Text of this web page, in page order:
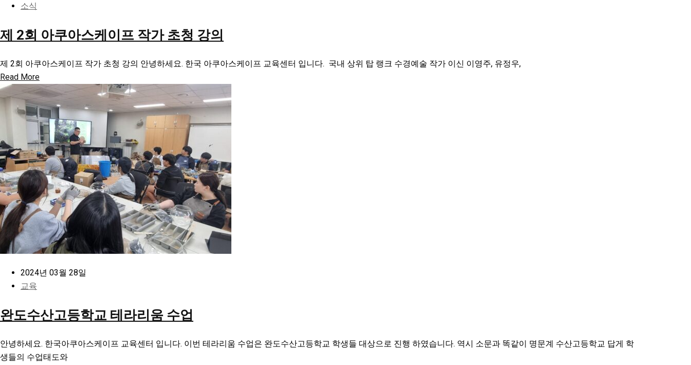
소식
제 2회 아쿠아스케이프 작가 초청 강의
제 2회 아쿠아스케이프 작가 초청 강의 안녕하세요. 한국 아쿠아스케이프 교육센터 입니다. 국내 상위 탑 랭크 수경예술 작가 이신 이영주, 유정우,
Read More
2024년 03월 28일
교육
완도수산고등학교 테라리움 수업
안녕하세요. 한국아쿠아스케이프 교육센터 입니다. 이번 테라리움 수업은 완도수산고등학교 학생들 대상으로 진행 하였습니다. 역시 소문과 똑같이 명문계 수산고등학교 답게 학
생들의 수업태도와